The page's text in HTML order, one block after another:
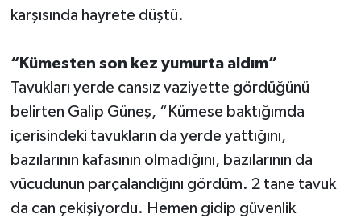
karşısında hayrete düştü.
“Kümesten son kez yumurta aldım”
Tavukları yerde cansız vaziyette gördüğünü
belirten Galip Güneş, “Kümese baktığımda
içerisindeki tavukların da yerde yattığını,
bazılarının kafasının olmadığını, bazılarının da
vücudunun parçalandığını gördüm. 2 tane tavuk
da can çekişiyordu. Hemen gidip güvenlik
Turizm
Yaşam